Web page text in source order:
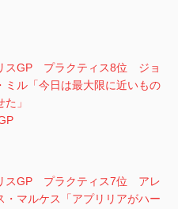
スGP プラクティス8位 ジョ
ミル「今日は最大限に近いもの
」
スGP プラクティス7位 アレ
・マルケス「アプリリアがハー